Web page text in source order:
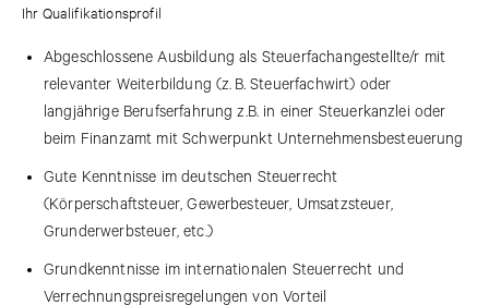
Ihr Qualifikationsprofil
Abgeschlossene Ausbildung als Steuerfachangestellte/r mit
relevanter Weiterbildung (z. B. Steuerfachwirt) oder
langjährige Berufserfahrung z.B. in einer Steuerkanzlei oder
beim Finanzamt mit Schwerpunkt Unternehmensbesteuerung
Gute Kenntnisse im deutschen Steuerrecht
(Körperschaftsteuer, Gewerbesteuer, Umsatzsteuer,
Grunderwerbsteuer, etc.)
Grundkenntnisse im internationalen Steuerrecht und
Verrechnungspreisregelungen von Vorteil